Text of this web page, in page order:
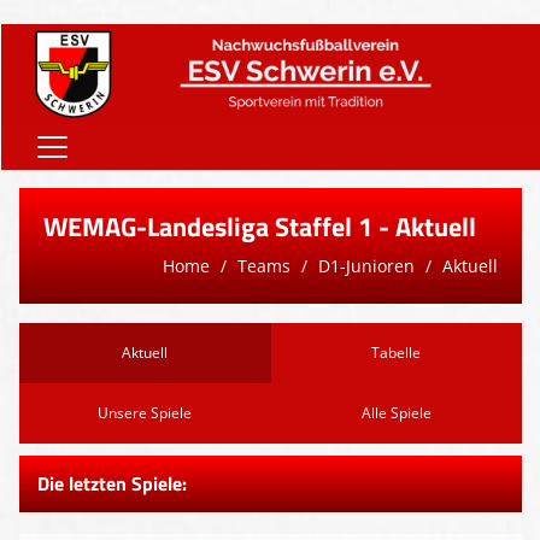
Home
Vereinsnews
Sponsoren
Downloads
WEMAG-Landesliga Staffel 1 - Aktuell
Home Teams D1-Junioren Aktuell
Aktuell Tabelle
Unsere Spiele Alle Spiele
Die letzten Spiele: